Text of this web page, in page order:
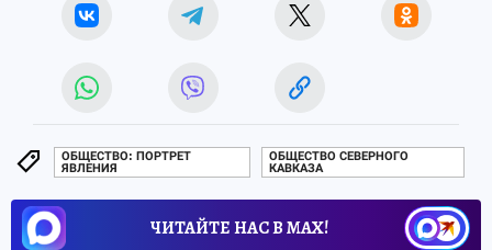
ОБЩЕСТВО: ПОРТРЕТ
ЯВЛЕНИЯ
ОБЩЕСТВО СЕВЕРНОГО
КАВКАЗА
ЧИТАЙТЕ НАС В МАХ!